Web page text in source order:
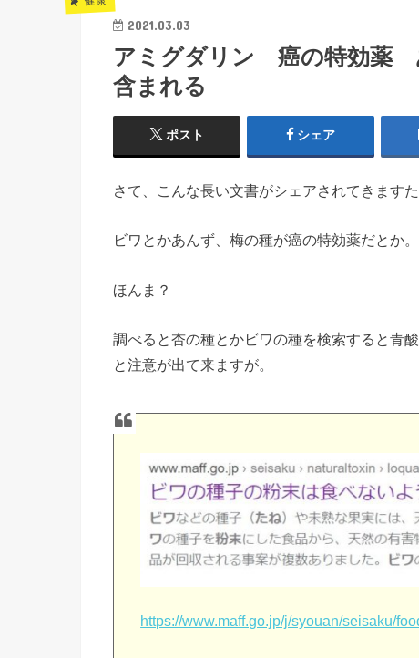
2021.03.03
アミグダリン 癌の特効薬
含まれる
ポスト シェア
さて、こんな長い文書がシェアされてきますた
ビワとかあんず、梅の種が癌の特効薬だとか。
ほんま？
調べると杏の種とかビワの種を検索すると青
と注意が出て来ますが。
https://www.maff.go.jp/j/syouan/seisaku/